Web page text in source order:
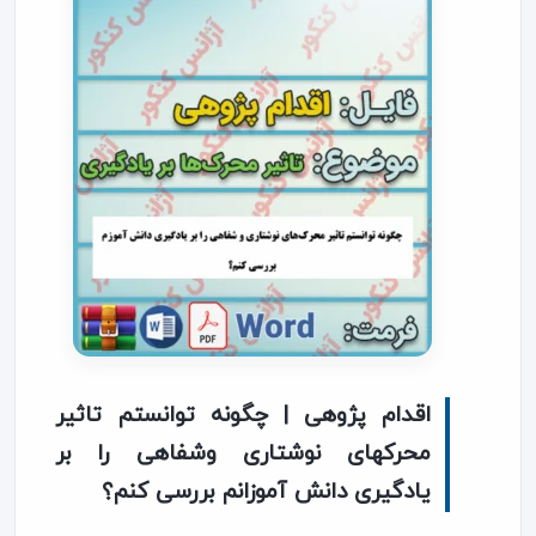
اقدام پژوهی | چگونه توانستم تاثیر
محرکهای نوشتاری وشفاهی را بر
یادگیری دانش آموزانم بررسی کنم؟